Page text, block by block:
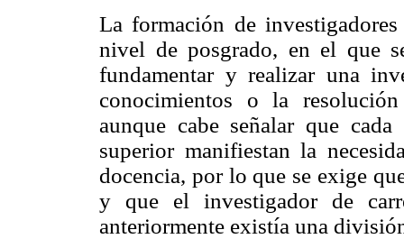
La formación de
nivel de posgrado, en el que
fundamentar y realizar una
conocimientos o la
aunque cabe señalar que
superior manifiestan la
docencia, por lo que se exige
y que el investigador de
anteriormente existía una